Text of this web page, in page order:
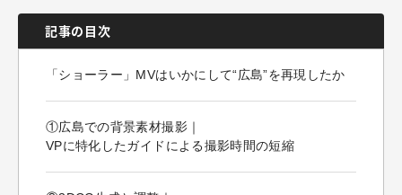
記事の目次
「ショーラー」MVはいかにして“広島”を再現したか
①広島での背景素材撮影｜
VPに特化したガイドによる撮影時間の短縮